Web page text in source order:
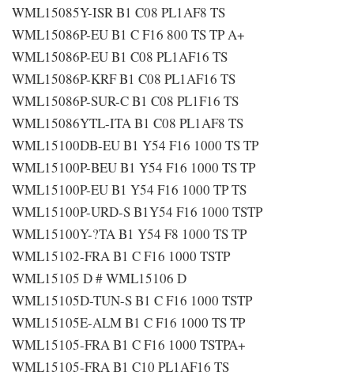
WML15085Y-ISR B1 C08 PL1AF8 TS
WML15086P-EU B1 C F16 800 TS TP A+
WML15086P-EU B1 C08 PL1AF16 TS
WML15086P-KRF B1 C08 PL1AF16 TS
WML15086P-SUR-C B1 C08 PL1F16 TS
WML15086YTL-ITA B1 C08 PL1AF8 TS
WML15100DB-EU B1 Y54 F16 1000 TS TP
WML15100P-BEU B1 Y54 F16 1000 TS TP
WML15100P-EU B1 Y54 F16 1000 TP TS
WML15100P-URD-S B1Y54 F16 1000 TSTP
WML15100Y-?TA B1 Y54 F8 1000 TS TP
WML15102-FRA B1 C F16 1000 TSTP
WML15105 D # WML15106 D
WML15105D-TUN-S B1 C F16 1000 TSTP
WML15105E-ALM B1 C F16 1000 TS TP
WML15105-FRA B1 C F16 1000 TSTPA+
WML15105-FRA B1 C10 PL1AF16 TS